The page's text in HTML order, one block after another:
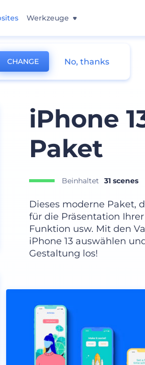
Werkzeuge
iPhone
Paket
Beinhaltet 31 scenes
Dieses moderne Paket,
für die Präsentation
Funktion usw. Mit den
iPhone 13 auswählen
Gestaltung los!
CHANGE No, thanks